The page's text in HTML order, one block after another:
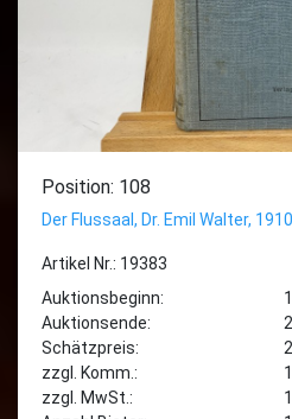
Position: 108
Der Flussaal, Dr. Emil Walter, 1910
Artikel Nr.: 19383
Auktionsbeginn:
Auktionsende:
Schätzpreis:
zzgl. Komm.:
zzgl. MwSt.: